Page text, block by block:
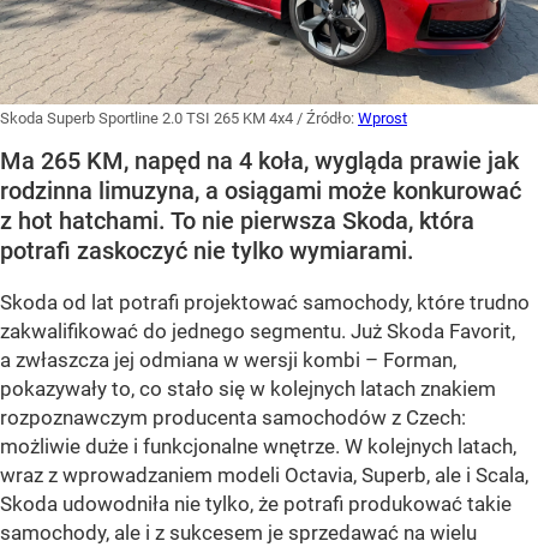
Skoda Superb Sportline 2.0 TSI 265 KM 4x4 / Źródło: Wprost
Ma 265 KM, napęd na 4 koła, wygląda prawie jak
rodzinna limuzyna, a osiągami może konkurować
z hot hatchami. To nie pierwsza Skoda, która
potrafi zaskoczyć nie tylko wymiarami.
Skoda od lat potrafi projektować samochody, które trudno
zakwalifikować do jednego segmentu. Już Skoda Favorit,
a zwłaszcza jej odmiana w wersji kombi – Forman,
pokazywały to, co stało się w kolejnych latach znakiem
rozpoznawczym producenta samochodów z Czech:
możliwie duże i funkcjonalne wnętrze. W kolejnych latach,
wraz z wprowadzaniem modeli Octavia, Superb, ale i Scala,
Skoda udowodniła nie tylko, że potrafi produkować takie
samochody, ale i z sukcesem je sprzedawać na wielu